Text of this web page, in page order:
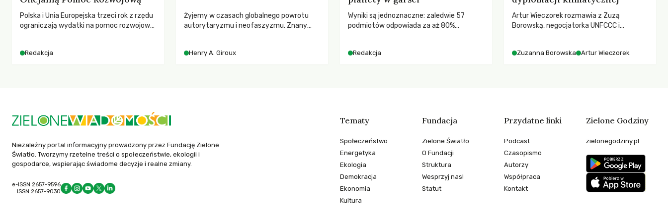
Polska i Unia Europejska trzeci rok z rzędu
ograniczają wydatki na pomoc rozwojową
dla krajów najbardziej potrzebujących, a
Redakcja
Żyjemy w czasach globalnego powrotu
autorytaryzmu i neofaszyzmu. Znany
społeczeństwo. Czy współczesne
Henry A. Giroux
Wyniki są jednoznaczne: zaledwie 57
podmiotów odpowiada za aż 80%
Redakcja
Artur Wieczorek rozmawia z Zuzą
Borowską, negocjatorka UNFCCC i
ruchach klimatycznych
Zuzanna Borowska Artur Wieczorek
Niezależny portal informacyjny prowadzony przez Fundację Zielone
Światło. Tworzymy rzetelne treści o społeczeństwie, ekologii i
gospodarce, wspierając świadome decyzje i realne zmiany.
e-ISSN 2657-9596
ISSN 2657-9030
Tematy
Społeczeństwo
Energetyka
Ekologia
Demokracja
Ekonomia
Kultura
Fundacja
Zielone Światło
O Fundacji
Struktura
Wesprzyj nas!
Statut
Przydatne linki
Podcast
Czasopismo
Autorzy
Współpraca
Kontakt
Zielone Godziny
zielonegodziny.pl